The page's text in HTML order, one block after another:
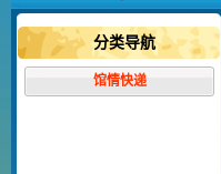
分类导航
馆情快递